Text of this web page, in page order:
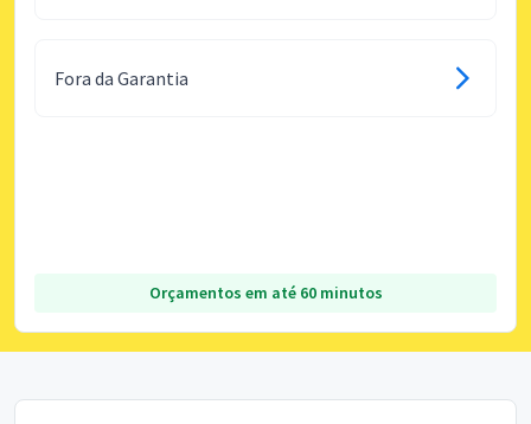
Fora da Garantia
Orçamentos em até 60 minutos